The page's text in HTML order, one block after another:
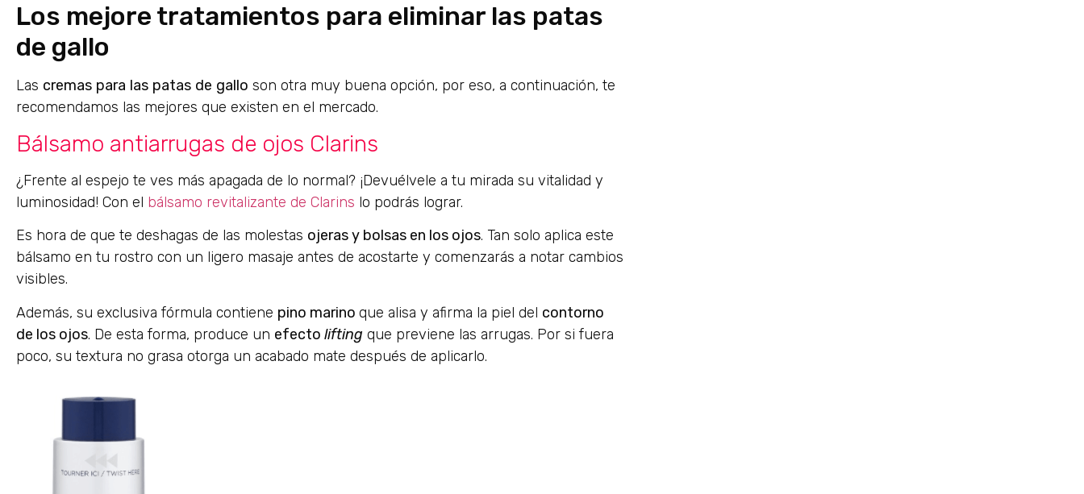
Los mejore tratamientos para eliminar las patas
de gallo
Las cremas para las patas de gallo son otra muy buena opción, por eso, a continuación, te
recomendamos las mejores que existen en el mercado.
Bálsamo antiarrugas de ojos Clarins
¿Frente al espejo te ves más apagada de lo normal? ¡Devuélvele a tu mirada su vitalidad y
luminosidad! Con el bálsamo revitalizante de Clarins lo podrás lograr.
Es hora de que te deshagas de las molestas ojeras y bolsas en los ojos. Tan solo aplica este
bálsamo en tu rostro con un ligero masaje antes de acostarte y comenzarás a notar cambios
visibles.
Además, su exclusiva fórmula contiene pino marino que alisa y afirma la piel del contorno
de los ojos. De esta forma, produce un efecto lifting que previene las arrugas. Por si fuera
poco, su textura no grasa otorga un acabado mate después de aplicarlo.